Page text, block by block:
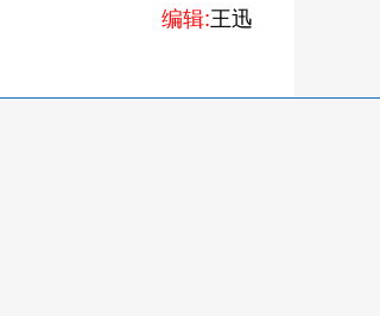
编辑:王迅